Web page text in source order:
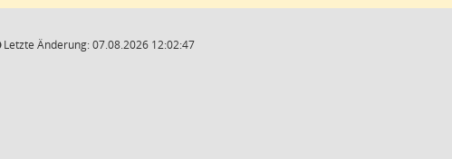
Letzte Änderung: 07.08.2026 12:02:47